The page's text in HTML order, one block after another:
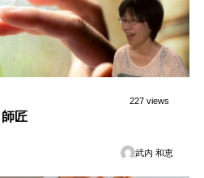
227 views
匠
武内 和恵